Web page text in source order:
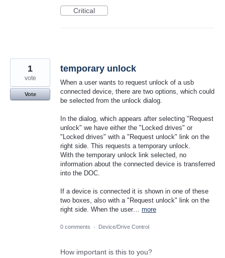
Critical
temporary unlock
When a user wants to request unlock of a usb
connected device, there are two options, which could
be selected from the unlock dialog.
In the dialog, which appears after selecting "Request
unlock" we have either the "Locked drives" or
"Locked drives" with a "Request unlock" link on the
right side. This requests a temporary unlock.
With the temporary unlock link selected, no
information about the connected device is transferred
into the DOC.
If a device is connected it is shown in one of these
two boxes, also with a "Request unlock" link on the
right side. When the user… more
1
vote
Vote
0 comments · Device/Drive Control
How important is this to you?